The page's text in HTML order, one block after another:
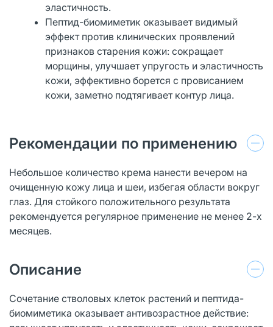
эластичность.
Пептид-биомиметик оказывает видимый
эффект против клинических проявлений
признаков старения кожи: сокращает
морщины, улучшает упругость и эластичность
кожи, эффективно борется с провисанием
кожи, заметно подтягивает контур лица.
Рекомендации по применению
Небольшое количество крема нанести вечером на
очищенную кожу лица и шеи, избегая области вокруг
глаз. Для стойкого положительного результата
рекомендуется регулярное применение не менее 2-х
месяцев.
Описание
Сочетание стволовых клеток растений и пептида-
биомиметика оказывает антивозрастное действие: